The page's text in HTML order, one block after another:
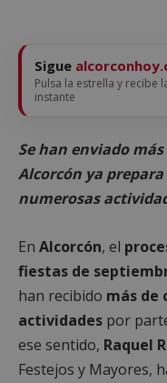
Sigue
Pulsa la estrella y recibe
instante
Se han enviado
Alcorcón ya
numerosas
En Alcorcón, el
fiestas de
han recibido más de
actividades por
ese sentido, Raquel
Festejos y Mayores,